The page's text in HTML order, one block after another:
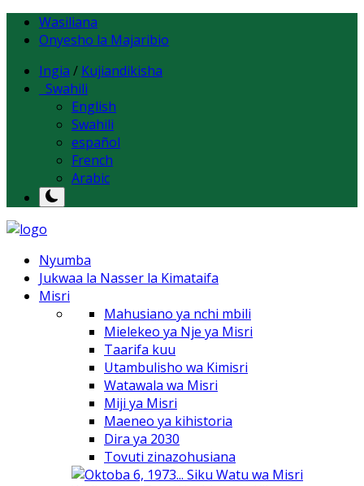
Wasiliana
Onyesho la Majaribio
Ingia / Kujiandikisha
Swahili
English
Swahili
español
French
Arabic
Nyumba
Jukwaa la Nasser la Kimataifa
Misri
Mahusiano ya nchi mbili
Mielekeo ya Nje ya Misri
Taarifa kuu
Utambulisho wa Kimisri
Watawala wa Misri
Miji ya Misri
Maeneo ya kihistoria
Dira ya 2030
Tovuti zinazohusiana